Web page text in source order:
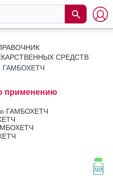
СРЕДСТВ
ГАМБОХЕТЧ
применению
ГАМБОХЕТЧ